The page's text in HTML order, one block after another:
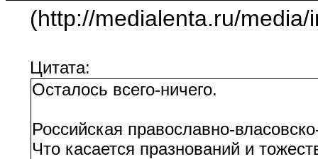
(http://medialenta.ru/
Цитата:
Осталось всего-ничего.
Российская православно-
Что касается празнований и